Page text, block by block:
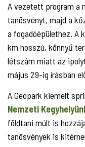
A vezetett program a
tanösvényt, majd a
a fogadóépülethez. A
km hosszú, könnyű
létszám miatt az
május 29-ig írásban
A Geopark kiemelt
Nemzeti
földtani múlt is
tanösvények is